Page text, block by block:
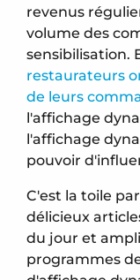
revenus
volume des
sensibilisation.
restaurateurs
de leurs
l'affichage
l'affichage
pouvoir
C'est la toile
délicieux
du jour et
programmes